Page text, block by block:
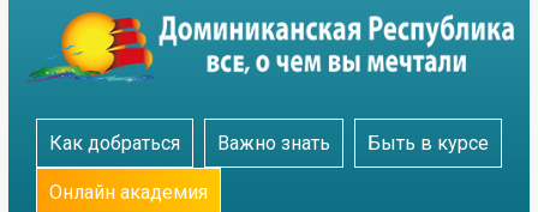
content
Go
Dominicana
Как добраться Важно знать Быть в курсе
Онлайн академия